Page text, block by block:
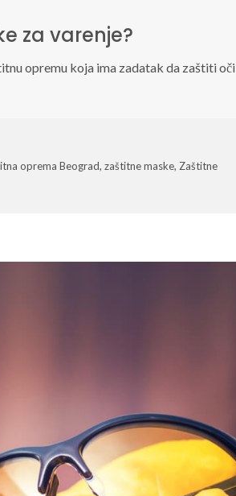
za varenje?
opremu koja ima zadatak da zaštiti oči,
oprema Beograd,zaštitne maske, Zaštitne